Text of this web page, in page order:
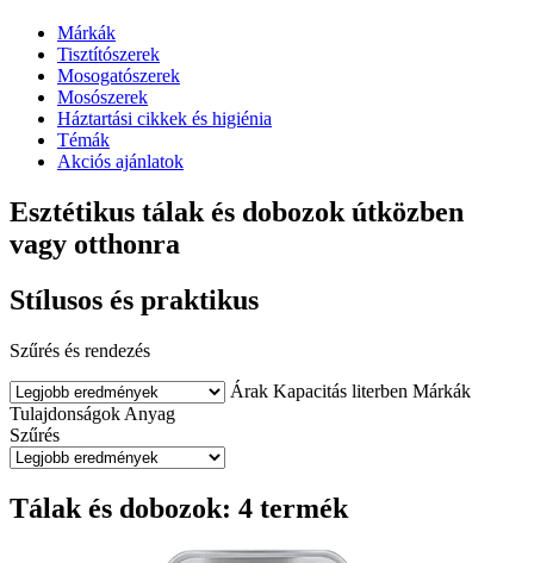
Márkák
Tisztítószerek
Mosogatószerek
Mosószerek
Háztartási cikkek és higiénia
Témák
Akciós ajánlatok
Esztétikus tálak és dobozok útközben
vagy otthonra
Stílusos és praktikus
Szűrés és rendezés
Árak Kapacitás literben Márkák
Tulajdonságok Anyag
Szűrés
Tálak és dobozok: 4 termék